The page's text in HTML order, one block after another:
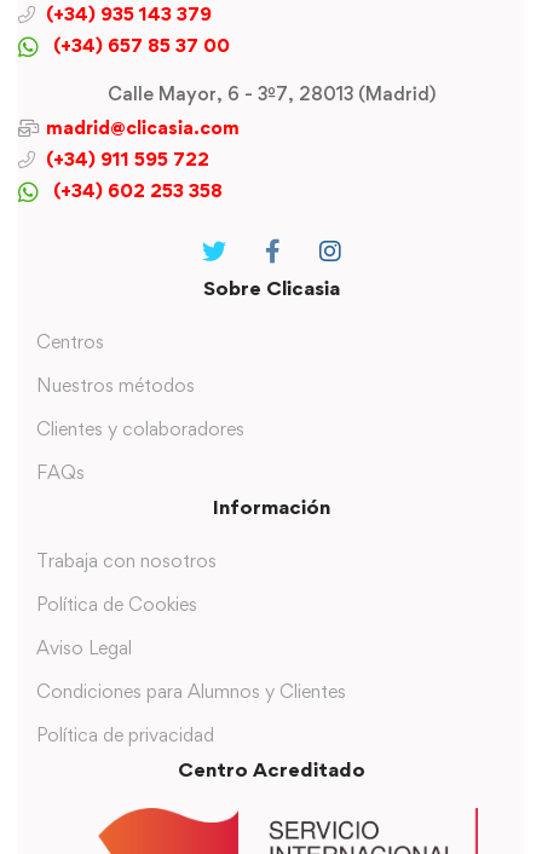
(+34) 935 143 379
(+34) 657 85 37 00
Calle Mayor, 6 - 3º7, 28013 (Madrid)
madrid@clicasia.com
(+34) 911 595 722
(+34) 602 253 358
Sobre Clicasia
Centros
Nuestros métodos
Clientes y colaboradores
FAQs
Información
Trabaja con nosotros
Política de Cookies
Aviso Legal
Condiciones para Alumnos y Clientes
Política de privacidad
Centro Acreditado